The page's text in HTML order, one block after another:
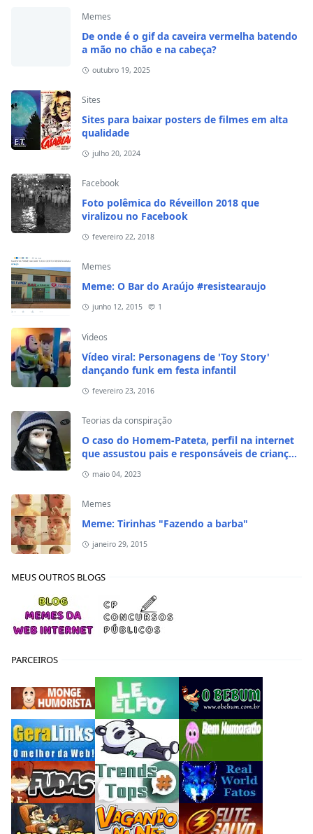
Memes
De onde é o gif da caveira vermelha batendo
a mão no chão e na cabeça?
outubro 19, 2025
Sites
Sites para baixar posters de filmes em alta
qualidade
julho 20, 2024
Facebook
Foto polêmica do Réveillon 2018 que
viralizou no Facebook
fevereiro 22, 2018
Memes
Meme: O Bar do Araújo #resistearaujo
junho 12, 2015 1
Videos
Vídeo viral: Personagens de 'Toy Story'
dançando funk em festa infantil
fevereiro 23, 2016
Teorias da conspiração
O caso do Homem-Pateta, perfil na internet
que assustou pais e responsáveis de crianças
maio 04, 2023
Memes
Meme: Tirinhas "Fazendo a barba"
janeiro 29, 2015
MEUS OUTROS BLOGS
PARCEIROS